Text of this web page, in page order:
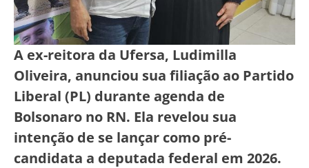
A ex-reitora da Ufersa, Ludimilla
Oliveira, anunciou sua filiação ao Partido
Liberal (PL) durante agenda de
Bolsonaro no RN. Ela revelou sua
intenção de se lançar como pré-
candidata a deputada federal em 2026.